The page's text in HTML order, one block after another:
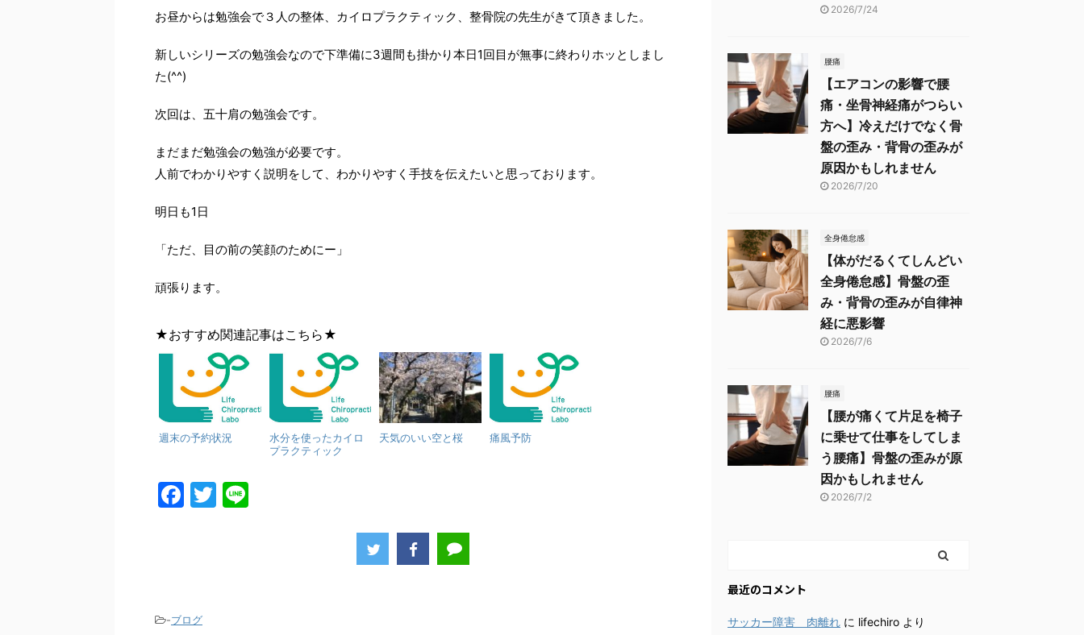
お昼からは勉強会で３人の整体、カイロプラクティック、整骨院の先生がきて頂きました。
新しいシリーズの勉強会なので下準備に3週間も掛かり本日1回目が無事に終わりホッとしまし
た(^^)
次回は、五十肩の勉強会です。
まだまだ勉強会の勉強が必要です。
人前でわかりやすく説明をして、わかりやすく手技を伝えたいと思っております。
明日も1日
「ただ、目の前の笑顔のためにー」
頑張ります。
★おすすめ関連記事はこちら★
週末の予約状況
水分を使ったカイロ
プラクティック
天気のいい空と桜 痛風予防
F
o
T
-ブログ
2026/7/24
腰痛
【エアコンの影響で腰
痛・坐骨神経痛がつらい
方へ】冷えだけでなく骨
盤の歪み・背骨の歪みが
原因かもしれません
2026/7/20
全身倦怠感
【体がだるくてしんどい
全身倦怠感】骨盤の歪
み・背骨の歪みが自律神
経に悪影響
2026/7/6
腰痛
【腰が痛くて片足を椅子
に乗せて仕事をしてしま
う腰痛】骨盤の歪みが原
因かもしれません
2026/7/2
最近のコメント
サッカー障害 肉離れ に lifechiro より